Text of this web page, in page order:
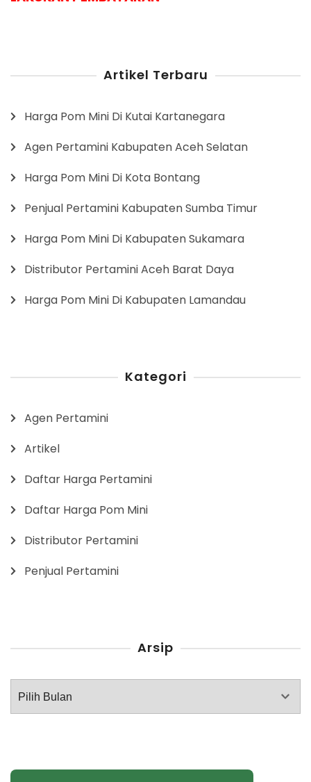
Artikel Terbaru
Harga Pom Mini Di Kutai Kartanegara
Agen Pertamini Kabupaten Aceh Selatan
Harga Pom Mini Di Kota Bontang
Penjual Pertamini Kabupaten Sumba Timur
Harga Pom Mini Di Kabupaten Sukamara
Distributor Pertamini Aceh Barat Daya
Harga Pom Mini Di Kabupaten Lamandau
Kategori
Agen Pertamini
Artikel
Daftar Harga Pertamini
Daftar Harga Pom Mini
Distributor Pertamini
Penjual Pertamini
Arsip
Arsip